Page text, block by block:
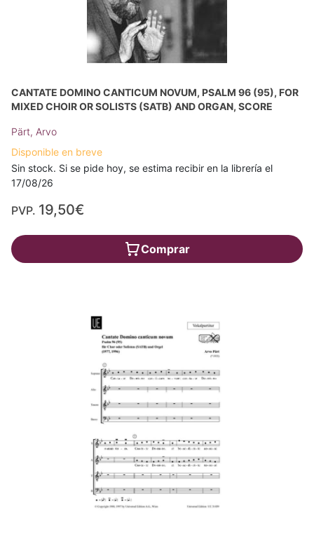
CANTATE DOMINO CANTICUM NOVUM, PSALM 96 (95), FOR
MIXED CHOIR OR SOLISTS (SATB) AND ORGAN, SCORE
Pärt, Arvo
Disponible en breve
Sin stock. Si se pide hoy, se estima recibir en la librería el
17/08/26
PVP. 19,50€
Comprar